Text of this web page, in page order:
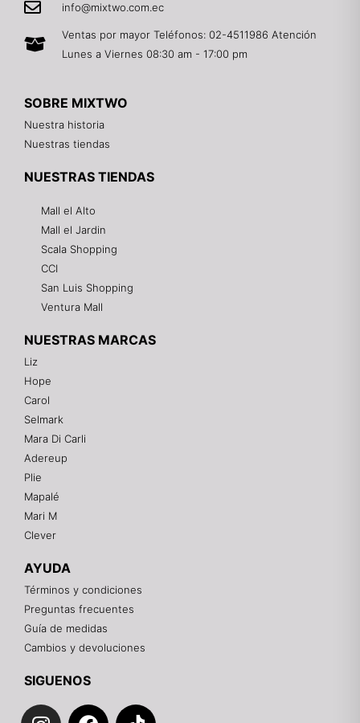
info@mixtwo.com.ec
Ventas por mayor Teléfonos: 02-4511986 Atención
Lunes a Viernes 08:30 am - 17:00 pm
SOBRE MIXTWO
Nuestra historia
Nuestras tiendas
NUESTRAS TIENDAS
Mall el Alto
Mall el Jardin
Scala Shopping
CCI
San Luis Shopping
Ventura Mall
NUESTRAS MARCAS
Liz
Hope
Carol
Selmark
Mara Di Carli
Adereup
Plie
Mapalé
Mari M
Clever
AYUDA
Términos y condiciones
Preguntas frecuentes
Guía de medidas
Cambios y devoluciones
SIGUENOS
I
F
T
¡Hola! 👋
Gracias por visitarnos. Te asesoramos
personalmente con tu compra: tallas, envíos y
pagos.
Recuerda: 10% de descuento en tu primera compra
Contáctanos por el canal que prefieras 💕
WhatsApp
Instagram
Teléfono